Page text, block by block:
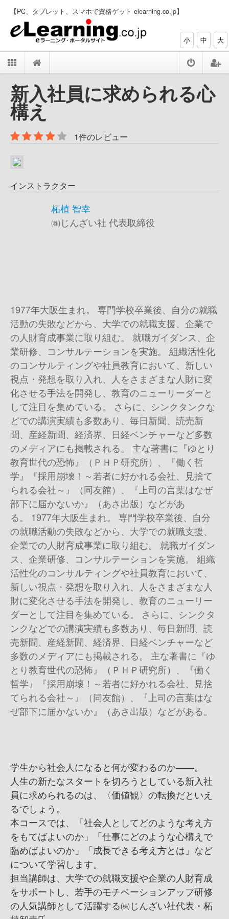
【PC、タブレット、スマホで資格ゲット elearning.co.jp】
小 中 大
新入社員に求められる心
構え
1件のレビュー
インストラクター
柘植 智幸
㈱じんざい社 代表取締役
1977年大阪生まれ。 専門学校卒業後、自分の就職
活動の失敗などから、大学での就職支援、企業で
の人財育成事業に取り組む。 就職ガイダンス、企
業研修、コンサルテーションを実施。 組織活性化
のコンサルティングや社員教育において、新しい
視点・発想を取り入れ、人をさまざまな人財に変
化させる手法を開発し、教育のニューリーダーと
して注目を集めている。 さらに、シンクタンクな
どでの講演実績も多数あり、毎日新聞、読売新
聞、産経新聞、経済界、日経ベンチャーなど多数
のメディアにも掲載される。 主な著書に『ゆとり
教育世代の恐怖』（ＰＨＰ研究所）、『働く哲
学』『採用崩壊！～若者に好かれる会社、見捨て
られる会社～』（同友館）、『上司の言葉はなぜ
部下に届かないか』（あさ出版）などがあ
る。 1977年大阪生まれ。 専門学校卒業後、自分
の就職活動の失敗などから、大学での就職支援、
企業での人財育成事業に取り組む。 就職ガイダン
ス、企業研修、コンサルテーションを実施。 組織
活性化のコンサルティングや社員教育において、
新しい視点・発想を取り入れ、人をさまざまな人
財に変化させる手法を開発し、教育のニューリー
ダーとして注目を集めている。 さらに、シンクタ
ンクなどでの講演実績も多数あり、毎日新聞、読
売新聞、産経新聞、経済界、日経ベンチャーなど
多数のメディアにも掲載される。 主な著書に『ゆ
とり教育世代の恐怖』（ＰＨＰ研究所）、『働く
哲学』『採用崩壊！～若者に好かれる会社、見捨
てられる会社～』（同友館）、『上司の言葉はな
ぜ部下に届かないか』（あさ出版）などがある。
学生から社会人になると何が変わるのか――。
人生の新たなスタートを切ろうとしている新入社
員に求められるのは、〈価値観〉の転換だといえ
るでしょう。
本コースでは、「社会人としてどのような考え方
をもてばよいのか」「仕事にどのような心構えで
臨めばよいのか」「成長できる考え方とは」など
について学習します。
担当講師は、大学での就職支援や企業の人財育成
をサポートし、若手のモチベーションアップ研修
の人気講師として活躍する㈱じんざい社代表・柘